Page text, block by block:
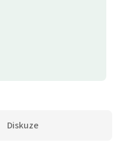
Diskuze